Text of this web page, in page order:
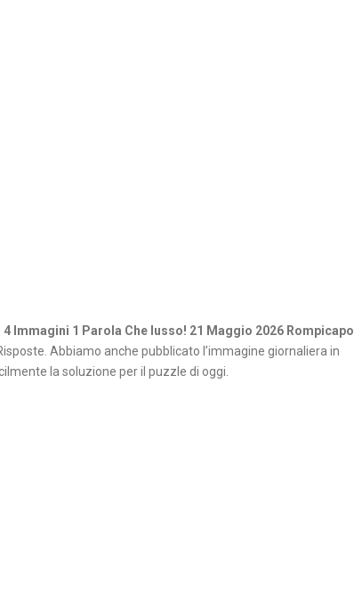
4 Immagini 1 Parola Che lusso! 21 Maggio 2026 Rompicapo
Abbiamo anche pubblicato l’immagine giornaliera in
la soluzione per il puzzle di oggi.